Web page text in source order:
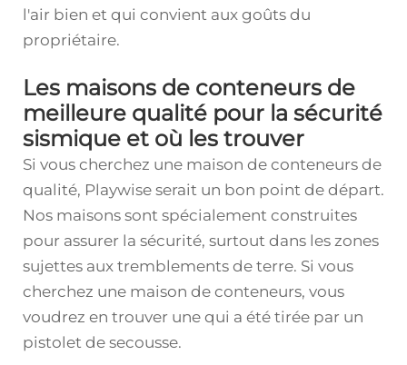
l'air bien et qui convient aux goûts du
propriétaire.
Les maisons de conteneurs de
meilleure qualité pour la sécurité
sismique et où les trouver
Si vous cherchez une maison de conteneurs de
qualité, Playwise serait un bon point de départ.
Nos maisons sont spécialement construites
pour assurer la sécurité, surtout dans les zones
sujettes aux tremblements de terre. Si vous
cherchez une maison de conteneurs, vous
voudrez en trouver une qui a été tirée par un
pistolet de secousse.